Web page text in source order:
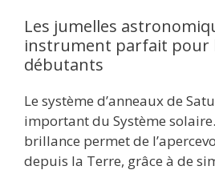
Les jumelles
instrument parfait pour
débutants
Le système d’anneaux de
important du Système
brillance permet de
depuis la Terre, grâce à de